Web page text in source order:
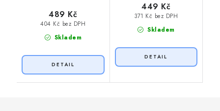
Skladem
404 Kč bez DPH
489 Kč
Skladem
371 Kč bez DPH
449 Kč